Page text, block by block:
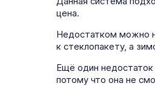
цена.
Недостатком можно
к стеклопакету, а
Ещё один
потому что она не